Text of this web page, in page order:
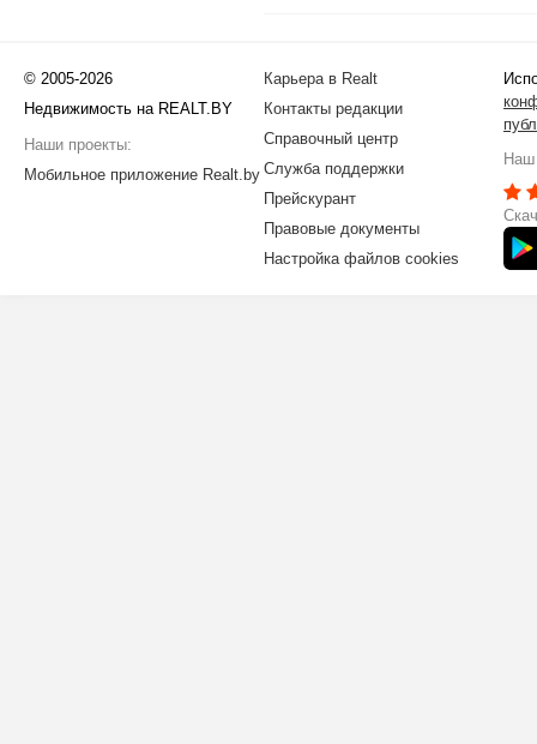
© 2005-2026
Недвижимость на REALT.BY
Наши проекты:
Мобильное приложение Realt.by
Карьера в Realt
Контакты редакции
Справочный центр
Служба поддержки
Прейскурант
Правовые документы
Настройка файлов cookies
Наш